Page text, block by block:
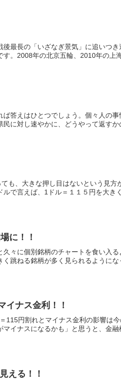
最長の「いざなぎ景気」に追いつき
。2008年の北京五輪、2010年の上
答えはひとつでしょう。個々人の事
に対し速やかに、どうやって返す
も、大きな押し目はないという見方
で言えば、1ドル＝１１５円を大き
に！！
々に個別銘柄のチャートを食い入る
跳ねる銘柄が多く見られるようにな
イナス金利！！
115円割れとマイナス金利の影響は
イナスになるかも」と思うと、金融
える！！